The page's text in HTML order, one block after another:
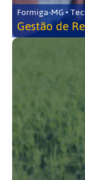
Formiga-MG •
Gestão de